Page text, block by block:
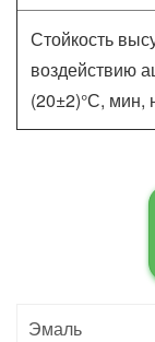
Стойкость
воздействию
(20±2)°С, мин,
Эмаль